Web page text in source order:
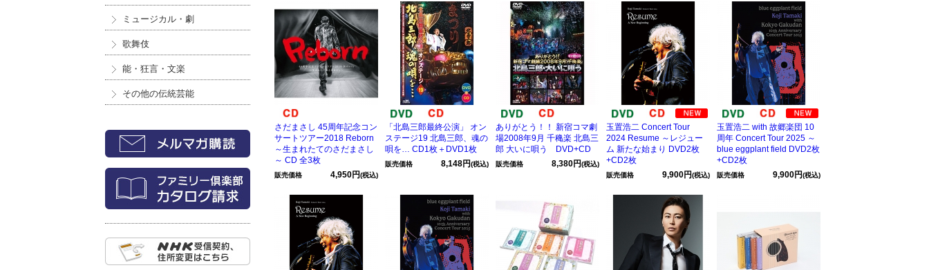
ミュージカル・劇
歌舞伎
能・狂言・文楽
その他の伝統芸能
さだまさし 45周年記念コン
サートツアー2018 Reborn
～生まれたてのさだまさし
～ CD 全3枚
販売価格 4,950円(税込)
「北島三郎最終公演」 オン
ステージ19 北島三郎、魂の
唄を… CD1枚＋DVD1枚
販売価格 8,148円(税込)
ありがとう！！ 新宿コマ劇
場2008年9月 千穐楽 北島三
郎 大いに唄う DVD+CD
販売価格 8,380円(税込)
玉置浩二 Concert Tour
2024 Resume ～レジュー
ム 新たな始まり DVD2枚
+CD2枚
販売価格 9,900円(税込)
玉置浩二 with 故郷楽団 10
周年 Concert Tour 2025 ～
blue eggplant field DVD2枚
+CD2枚
販売価格 9,900円(税込)